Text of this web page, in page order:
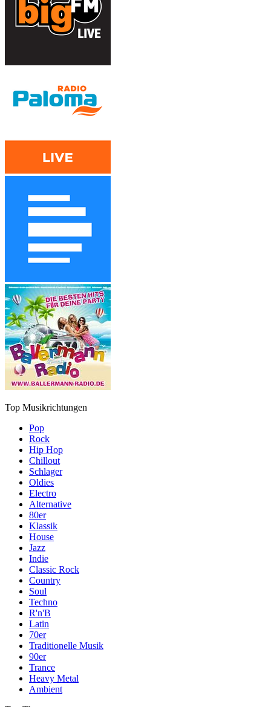
Top Musikrichtungen
Pop
Rock
Hip Hop
Chillout
Schlager
Oldies
Electro
Alternative
80er
Klassik
House
Jazz
Indie
Classic Rock
Country
Soul
Techno
R'n'B
Latin
70er
Traditionelle Musik
90er
Trance
Heavy Metal
Ambient